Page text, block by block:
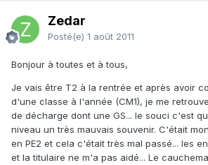
Zedar
Posté(e) 1 août 2011
Bonjour à toutes et à tous,
Je vais être T2 à la rentrée et après avoir
d'une classe à l'année (CM1), je me
de décharge dont une GS... le souci c'est
niveau un très mauvais souvenir. C'était
en PE2 et cela c'était très mal passé... les
et la titulaire ne m'a pas aidé... Le